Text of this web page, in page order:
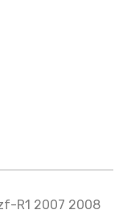
R1 2007 2008